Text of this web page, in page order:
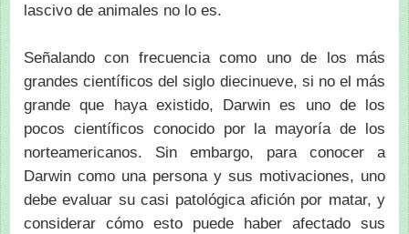
lascivo de animales no lo es.
Señalando con frecuencia como uno de los más
grandes científicos del siglo diecinueve, si no el más
grande que haya existido, Darwin es uno de los
pocos científicos conocido por la mayoría de los
norteamericanos. Sin embargo, para conocer a
Darwin como una persona y sus motivaciones, uno
debe evaluar su casi patológica afición por matar, y
considerar cómo esto puede haber afectado sus